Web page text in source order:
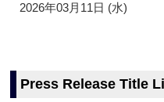
2026年03月11日 (水)
Press Release Title